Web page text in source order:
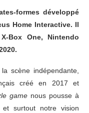
formes développé
Home Interactive. Il
Box One, Nintendo
scène indépendante,
créé en 2017 et
game nous pousse à
surtout notre vision